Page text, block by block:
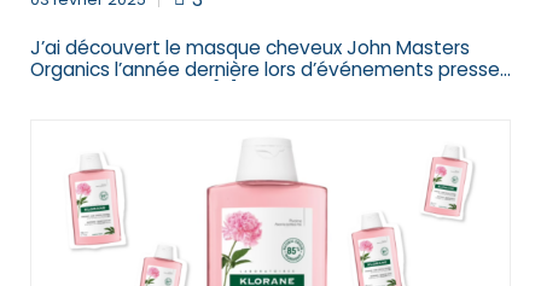
J’ai découvert le masque cheveux John Masters
Organics l’année dernière lors d’événements presse